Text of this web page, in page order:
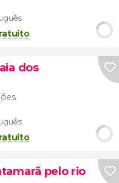
dos
pelo rio